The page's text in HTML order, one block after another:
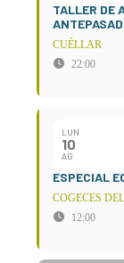
TALLER DE
CUÉLLAR
22:00
LUN
10
AG
ESPECIAL
COGECES
12:00